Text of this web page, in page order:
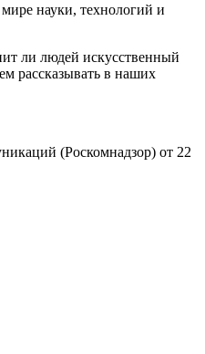
науки, технологий и
ли людей искусственный
рассказывать в наших
(Роскомнадзор) от 22